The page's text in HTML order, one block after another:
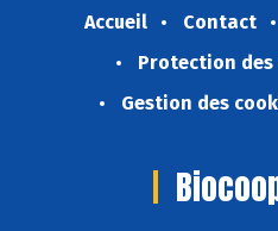
Accueil Contact
Protection des
Gestion des